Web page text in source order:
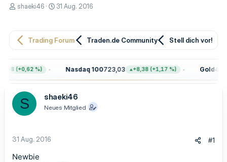
E
e
r
shaeki46
E
e
m
31 Aug. 2016
Trading Forum Traden.de Community Stell dich vor!
(+0,62 %) Nasdaq 100723,03 +8,38 (+1,17 %) Gold
S shaeki46
Neues Mitglied
31 Aug. 2016 #1
Newbie